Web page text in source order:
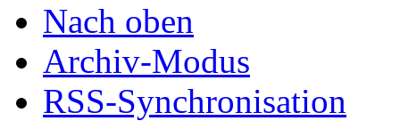
Nach oben
Archiv-Modus
RSS-Synchronisation